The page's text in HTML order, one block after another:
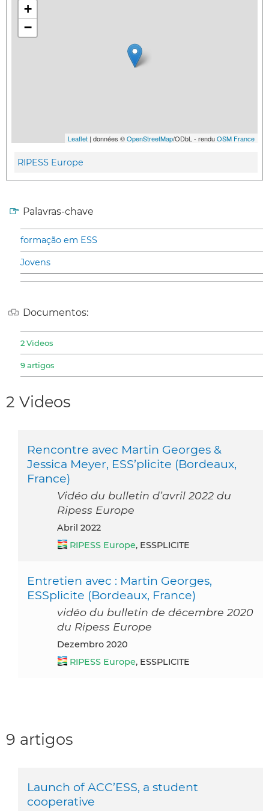
+
−
Leaflet | données ©OpenStreetMap/ODbL - renduOSM France
RIPESS Europe
Palavras-chave
formação em ESS
Jovens
Documentos:
2 Videos
9 artigos
2 Videos
Rencontre avec Martin Georges &
Jessica Meyer, ESS’plicite (Bordeaux,
France)
Vidéo du bulletin d’avril 2022 du
Ripess Europe
abril 2022
RIPESS Europe, ESSPLICITE
Entretien avec : Martin Georges,
ESSplicite (Bordeaux, France)
vidéo du bulletin de décembre 2020
du Ripess Europe
dezembro 2020
RIPESS Europe, ESSPLICITE
9 artigos
Launch of ACC’ESS, a student
cooperative